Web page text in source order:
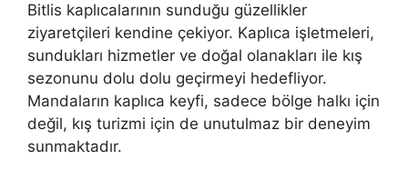
Bitlis kaplıcalarının sunduğu güzellikler
ziyaretçileri kendine çekiyor. Kaplıca işletmeleri,
sundukları hizmetler ve doğal olanakları ile kış
sezonunu dolu dolu geçirmeyi hedefliyor.
Mandaların kaplıca keyfi, sadece bölge halkı için
değil, kış turizmi için de unutulmaz bir deneyim
sunmaktadır.